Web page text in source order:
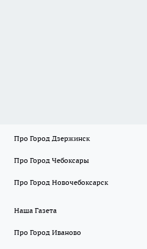
Про Город Дзержинск
Про Город Чебоксары
Про Город Новочебоксарск
Наша Газета
Про Город Иваново